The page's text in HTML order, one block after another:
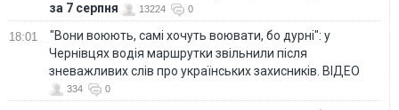
за 7 серпня
13224 0
18:01
"Вони воюють, самі хочуть воювати, бо дурні": у
Чернівцях водія маршрутки звільнили після
зневажливих слів про українських захисників. ВІДЕО
334 0